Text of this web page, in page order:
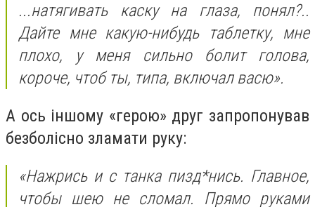
...натягивать каску на глаза, понял?..
Дайте мне какую-нибудь таблетку, мне
плохо, у меня сильно болит голова,
короче, чтоб ты, типа, включал васю».
А ось іншому «герою» друг запропонував
безболісно зламати руку:
«Нажрись и с танка пизд*нись. Главное,
чтобы шею не сломал. Прямо руками